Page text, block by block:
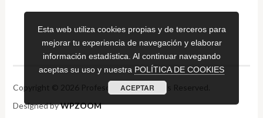
Copyright © 2026 Profesor Web. All Rights Reserved.
Designed byWPZOOM
Esta web utiliza cookies propias y de terceros para
mejorar tu experiencia de navegación y elaborar
información estadística. Al continuar navegando
aceptas su uso y nuestra POLÍTICA DE COOKIES
ACEPTAR